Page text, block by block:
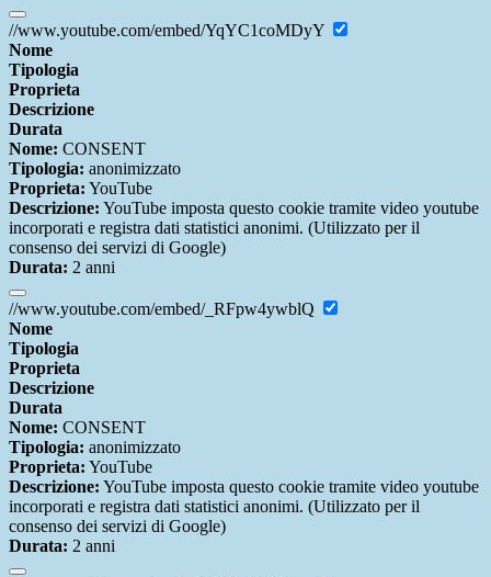
//www.youtube.com/embed/YqYC1coMDyY
Nome
Tipologia
Proprieta
Descrizione
Durata
Nome: CONSENT
Tipologia: anonimizzato
Proprieta: YouTube
Descrizione: YouTube imposta questo cookie tramite video youtube
incorporati e registra dati statistici anonimi. (Utilizzato per il
consenso dei servizi di Google)
Durata: 2 anni
//www.youtube.com/embed/_RFpw4ywblQ
Nome
Tipologia
Proprieta
Descrizione
Durata
Nome: CONSENT
Tipologia: anonimizzato
Proprieta: YouTube
Descrizione: YouTube imposta questo cookie tramite video youtube
incorporati e registra dati statistici anonimi. (Utilizzato per il
consenso dei servizi di Google)
Durata: 2 anni